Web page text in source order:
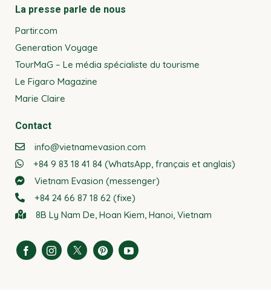
La presse parle de nous
Partir.com
Generation Voyage
TourMaG – Le média spécialiste du tourisme
Le Figaro Magazine
Marie Claire
Contact
info@vietnamevasion.com
+84 9 83 18 41 84 (WhatsApp, français et anglais)
Vietnam Evasion (messenger)
+84 24 66 87 18 62 (fixe)
8B Ly Nam De, Hoan Kiem, Hanoi, Vietnam